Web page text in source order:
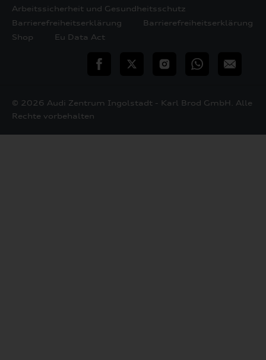
Arbeitssicherheit und Gesundheitsschutz
Barrierefreiheitserklärung
Barrierefreiheitserklärung
Shop
Eu Data Act
teilen Twitter InstagramWhatsApp
E-
© 2026 Audi Zentrum Ingolstadt - Karl Brod GmbH. Alle
Rechte vorbehalten